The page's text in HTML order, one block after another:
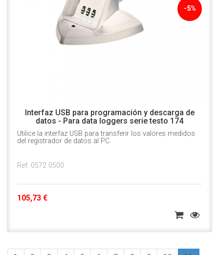
-5%
Interfaz USB para programación y descarga de
datos - Para data loggers serie testo 174
Utilice la interfaz USB para transferir los valores medidos
del registrador de datos al PC.
Ref. 0572 0500
105,73 €